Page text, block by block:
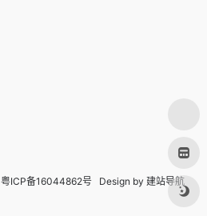
粤ICP备16044862号 Design by 建站导航